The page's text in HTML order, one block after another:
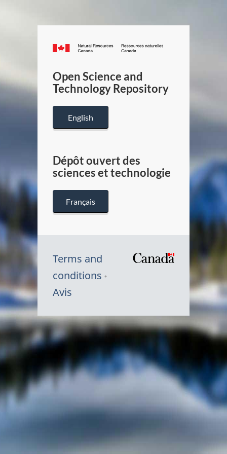
Canada.ca
/
Canada
Open Science and
Technology Repository
English
Dépôt ouvert des
sciences et technologie
Français
Terms and
conditions
Avis
Symbole
du
Canada